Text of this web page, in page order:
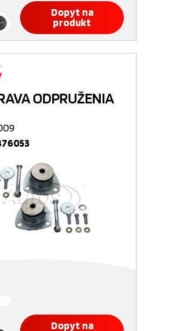
Dopyt na
produkt
ODPRUŽENIA
Dopyt na